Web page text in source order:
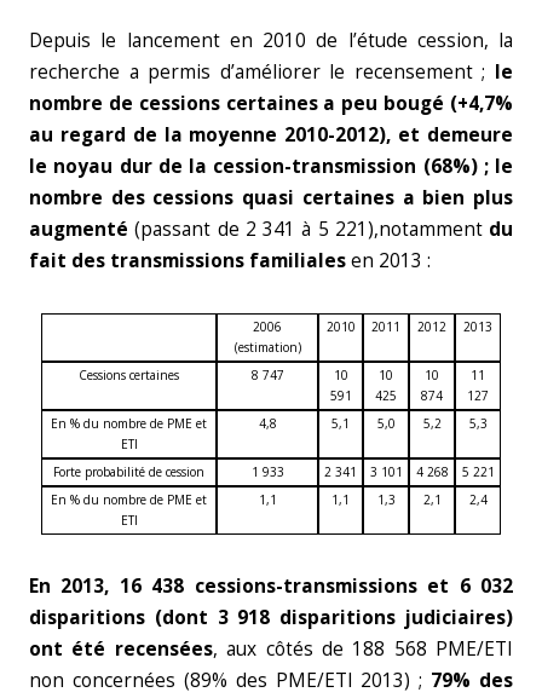
Depuis le lancement en 2010 de l’étude cession, la
recherche a permis d’améliorer le recensement ; le
nombre de cessions certaines a peu bougé (+4,7%
au regard de la moyenne 2010-2012), et demeure
le noyau dur de la cession-transmission (68%) ; le
nombre des cessions quasi certaines a bien plus
augmenté (passant de 2 341 à 5 221),notamment du
fait des transmissions familialesen 2013 :
2006
(estimation)
2010 2011 2012 2013
Cessions certaines 8 747
10
591
10
425
10
874
11
127
En % du nombre de PME et
ETI
4,8 5,1 5,0 5,2 5,3
Forte probabilité de cession 1 933 2 341 3 101 4 268
5 221
En % du nombre de PME et
ETI
1,1 1,1 1,3 2,1 2,4
En 2013, 16 438 cessions-transmissions et 6 032
disparitions (dont 3 918 disparitions judiciaires)
ont été recensées, aux côtés de 188 568 PME/ETI
non concernées (89% des PME/ETI 2013) ; 79% des